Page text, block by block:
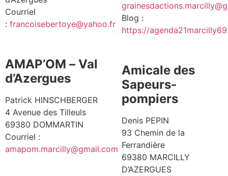
Courriel
: francoisebertoye@yahoo.fr
AMAP’OM – Val
d’Azergues
Patrick HINSCHBERGER
4 Avenue des Tilleuls
69380 DOMMARTIN
Courriel :
amapom.marcilly@gmail.com
Blog :
https://
Amicale des
Sapeurs-
pompiers
Denis PEPIN
93 Chemin de la
Ferrandière
69380 MARCILLY
D’AZERGUES